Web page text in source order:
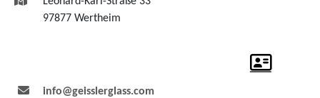
97877 Wertheim
info@geisslerglass.com